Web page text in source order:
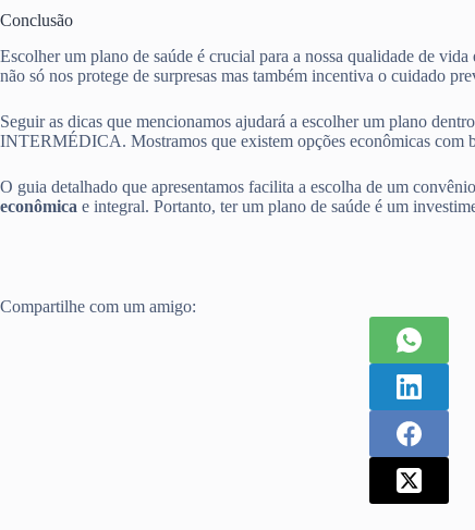
Conclusão
Escolher um plano de saúde é crucial para a nossa qualidade de
não só nos protege de surpresas mas também incentiva o cuidado
Seguir as dicas que mencionamos ajudará a escolher um plano
INTERMÉDICA. Mostramos que existem opções econômicas com
O guia detalhado que apresentamos facilita a escolha de um
econômica e integral. Portanto, ter um plano de saúde é um
Compartilhe com um amigo: